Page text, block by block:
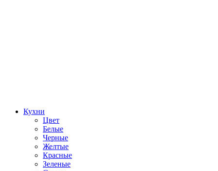
Кухни
Цвет
Белые
Черные
Желтые
Красные
Зеленые